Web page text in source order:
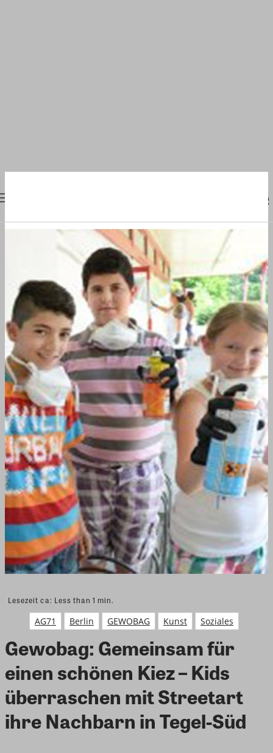
Lesezeit ca: Less than 1 min.
AG71 Berlin GEWOBAG Kunst Soziales
Gewobag: Gemeinsam für
einen schönen Kiez – Kids
überraschen mit Streetart
ihre Nachbarn in Tegel-Süd